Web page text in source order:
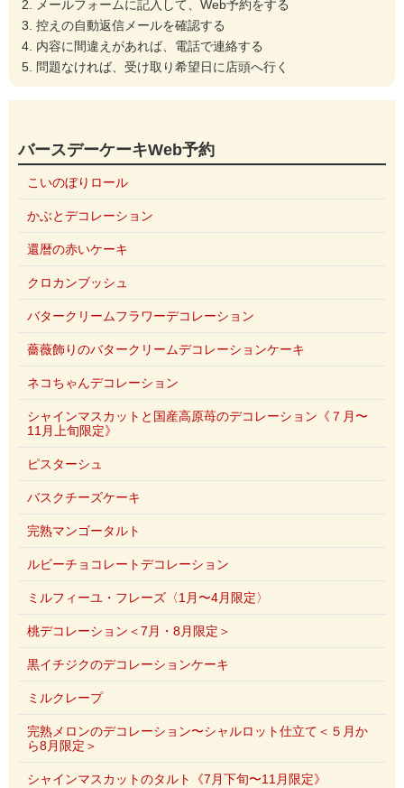
メールフォームに記入して、Web予約をする
控えの自動返信メールを確認する
内容に間違えがあれば、電話で連絡する
問題なければ、受け取り希望日に店頭へ行く
バースデーケーキWeb予約
こいのぼりロール
かぶとデコレーション
還暦の赤いケーキ
クロカンブッシュ
バタークリームフラワーデコレーション
薔薇飾りのバタークリームデコレーションケーキ
ネコちゃんデコレーション
シャインマスカットと国産高原苺のデコレーション《７月〜
11月上旬限定》
ピスターシュ
バスクチーズケーキ
完熟マンゴータルト
ルビーチョコレートデコレーション
ミルフィーユ・フレーズ〈1月〜4月限定〉
桃デコレーション＜7月・8月限定＞
黒イチジクのデコレーションケーキ
ミルクレープ
完熟メロンのデコレーション〜シャルロット仕立て＜５月か
ら8月限定＞
シャインマスカットのタルト《7月下旬〜11月限定》